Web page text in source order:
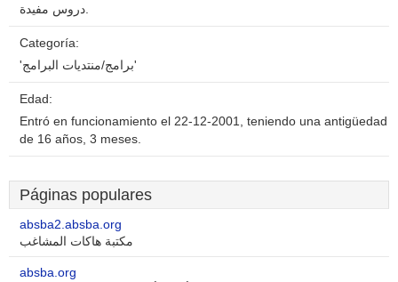
دروس مفيدة.
Categoría:
'برامج/منتديات البرامج'
Edad:
Entró en funcionamiento el 22-12-2001, teniendo una antigüedad
de 16 años, 3 meses.
Páginas populares
absba2.absba.org
مكتبة هاكات المشاغب
absba.org